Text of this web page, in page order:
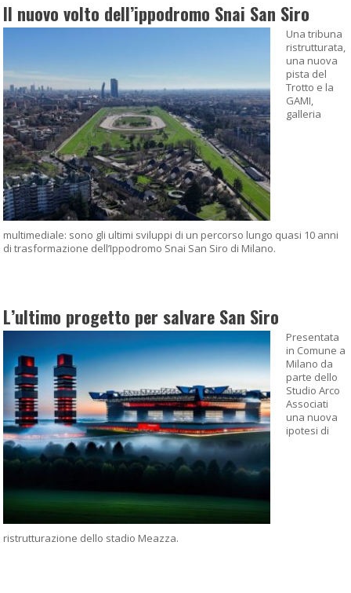
Il nuovo volto dell’ippodromo Snai San Siro
Una tribuna
ristrutturata,
una nuova
pista del
Trotto e la
GAMI,
galleria
multimediale: sono gli ultimi sviluppi di un percorso lungo quasi 10 anni
di trasformazione dell’Ippodromo Snai San Siro di Milano.
L’ultimo progetto per salvare San Siro
Presentata
in Comune a
Milano da
parte dello
Studio Arco
Associati
una nuova
ipotesi di
ristrutturazione dello stadio Meazza.